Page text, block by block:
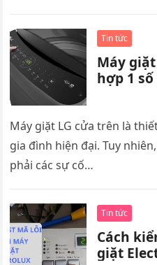
Tin tức
Máy
hợp 1
Máy giặt LG cửa trên là
gia đình hiện đại. Tuy
phải các sự cố…
Tin tức
Cách
giặt